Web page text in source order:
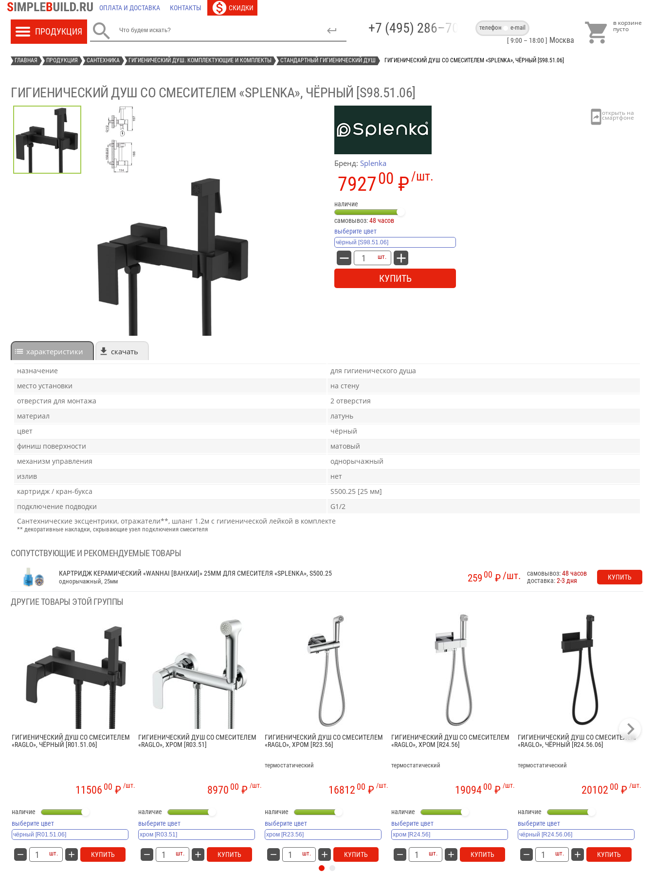
ОПЛАТА И ДОСТАВКА КОНТАКТЫ СКИДКИ
 +7 (495) 286–70–40телефон e-mail
[ 9:00 – 18:00 ] Москва 
ГЛАВНАЯ ПРОДУКЦИЯ САНТЕХНИКА ГИГИЕНИЧЕСКИЙ ДУШ. КОМПЛЕКТУЮЩИЕ И КОМПЛЕКТЫ СТАНДАРТНЫЙ ГИГИЕНИЧЕСКИЙ ДУШ ГИГИЕНИЧЕСКИЙ ДУШ СО СМЕСИТЕЛЕМ «SPLENKA», ЧЁРНЫЙ [S98.51.06]
ГИГИЕНИЧЕСКИЙ ДУШ СО СМЕСИТЕЛЕМ «SPLENKA», ЧЁРНЫЙ [S98.51.06]
Бренд: Splenka
/шт.
792700 ₽
наличие
самовывоз:48 часов
выберите цвет
шт.
КУПИТЬ
характеристики скачать
назначение
для гигиенического душа
место установки
на стену
отверстия для монтажа
2 отверстия
материал
латунь
цвет
чёрный
финиш поверхности
матовый
механизм управления
однорычажный
излив
нет
картридж / кран-букса
S500.25 [25 мм]
подключение подводки
G1/2
Сантехнические эксцентрики, отражатели**, шланг 1.2м с гигиенической лейкой в комплекте
** декоративные накладки, скрывающие узел подключения смесителя
СОПУТСТВУЮЩИЕ И РЕКОМЕНДУЕМЫЕ ТОВАРЫ
КАРТРИДЖ КЕРАМИЧЕСКИЙ «WANHAI [ВАНХАИ]» 25ММ ДЛЯ СМЕСИТЕЛЯ «SPLENKA», S500.25
однорычажный, 25мм /шт.
259 00 ₽ самовывоз:48 часов
доставка:2-3 дня КУПИТЬ
ДРУГИЕ ТОВАРЫ ЭТОЙ ГРУППЫ
ГИГИЕНИЧЕСКИЙ ДУШ СО СМЕСИТЕЛЕМ
«RAGLO», ЧЁРНЫЙ [R01.51.06]
/шт.
11506 00 ₽
наличие
выберите цвет
шт. КУПИТЬ
ГИГИЕНИЧЕСКИЙ ДУШ СО СМЕСИТЕЛЕМ
«RAGLO», ХРОМ [R03.51]
/шт.
8970 00 ₽
наличие
выберите цвет
шт. КУПИТЬ
ГИГИЕНИЧЕСКИЙ ДУШ СО СМЕСИТЕЛЕМ
«RAGLO», ХРОМ [R23.56]
термостатический
/шт.
16812 00 ₽
наличие
выберите цвет
шт. КУПИТЬ
ГИГИЕНИЧЕСКИЙ ДУШ СО СМЕСИТЕЛЕМ
«RAGLO», ХРОМ [R24.56]
термостатический
/шт.
1909400 ₽
наличие
выберите цвет
шт. КУПИТЬ
ГИГИЕНИЧЕСКИЙ ДУШ СО СМЕСИТЕЛЕМ
«RAGLO», ЧЁРНЫЙ [R24.56.06]
термостатический
/шт.
20102 00 ₽
наличие
выберите цвет
шт. КУПИТЬ